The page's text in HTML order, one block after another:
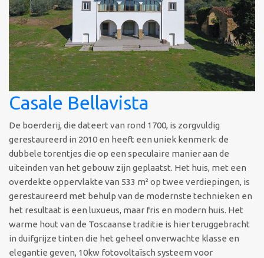
Casale Bellavista
De boerderij, die dateert van rond 1700, is zorgvuldig
gerestaureerd in 2010 en heeft een uniek kenmerk: de
dubbele torentjes die op een speculaire manier aan de
uiteinden van het gebouw zijn geplaatst. Het huis, met een
overdekte oppervlakte van 533 m² op twee verdiepingen, is
gerestaureerd met behulp van de modernste technieken en
het resultaat is een luxueus, maar fris en modern huis. Het
warme hout van de Toscaanse traditie is hier teruggebracht
in duifgrijze tinten die het geheel onverwachte klasse en
elegantie geven, 10kw fotovoltaïsch systeem voor